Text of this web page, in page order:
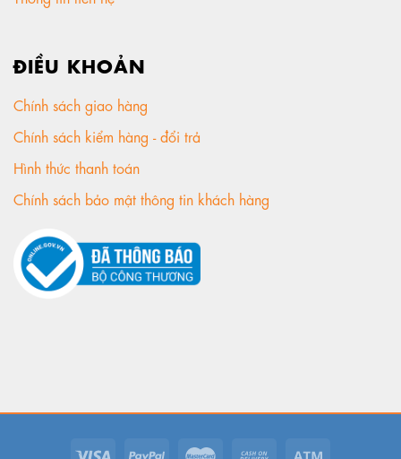
ĐIỀU KHOẢN
Chính sách giao hàng
Chính sách kiểm hàng - đổi trả
Hình thức thanh toán
Chính sách bảo mật thông tin khách hàng